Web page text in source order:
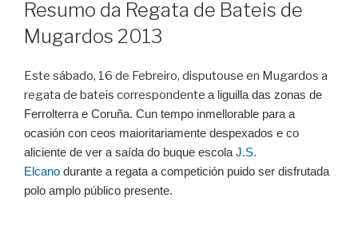
Resumo da Regata de Bateis de
Mugardos 2013
Este sábado, 16 de Febreiro, disputouse en Mugardos a
regata de bateis correspondente a liguilla das zonas de
Ferrolterra e Coruña. Cun tempo inmellorable para a
ocasión con ceos maioritariamente despexados e co
aliciente de ver a saída do buque escola J.S.
Elcano durante a regata a competición puido ser disfrutada
polo amplo público presente.